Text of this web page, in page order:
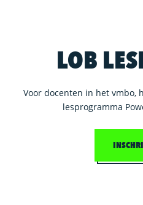
LOB
Voor docenten in het vmbo,
lesprogramma